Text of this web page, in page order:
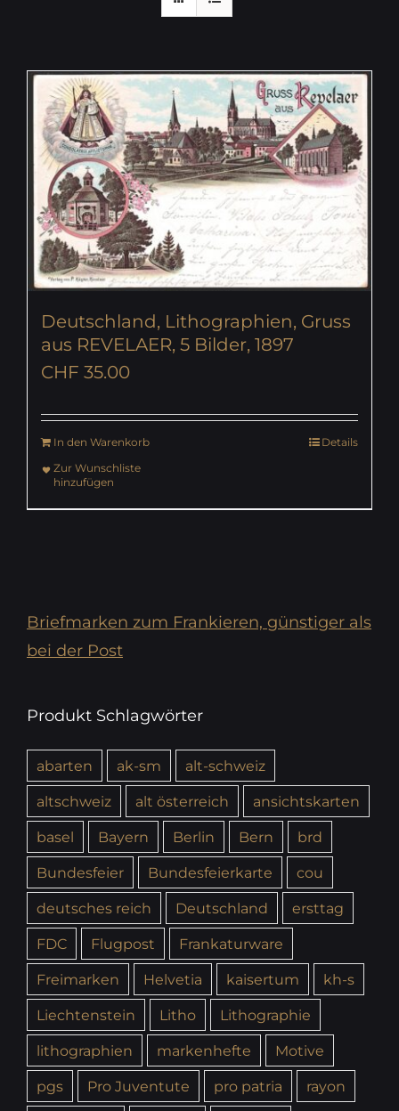
Deutschland, Lithographien, Gruss
aus REVELAER, 5 Bilder, 1897
CHF 35.00
In den Warenkorb
Details
Zur Wunschliste
hinzufügen
Briefmarken zum Frankieren, günstiger als
bei der Post
Produkt Schlagwörter
abarten ak-sm
alt-schweiz
altschweiz
alt österreich
ansichtskarten
basel
Bayern Berlin Bern
brd
Bundesfeier
Bundesfeierkarte
cou
deutsches reich
Deutschland
ersttag
FDC
Flugpost
Frankaturware
Freimarken
Helvetia kaisertum
kh-s
Liechtenstein
Litho
Lithographie
lithographien
markenhefte
Motive
pgs
Pro Juventute pro patria
rayon